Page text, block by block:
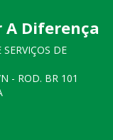
A Diferença
DE
- ROD. BR 101